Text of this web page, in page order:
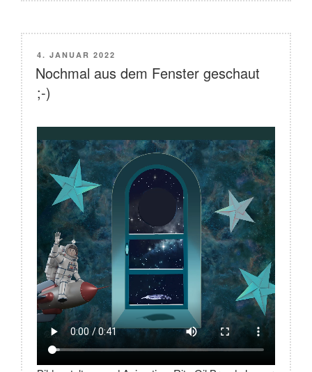
VERÖFFENTLICHT
AM
4. JANUAR 2022
Nochmal aus dem Fenster geschaut
;-)